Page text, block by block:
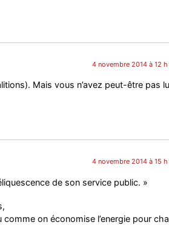
4 novembre 2014 à 12
Mais vous n’avez peut-être pas
4 novembre 2014 à 15
de son service public. »
on économise l’energie pour